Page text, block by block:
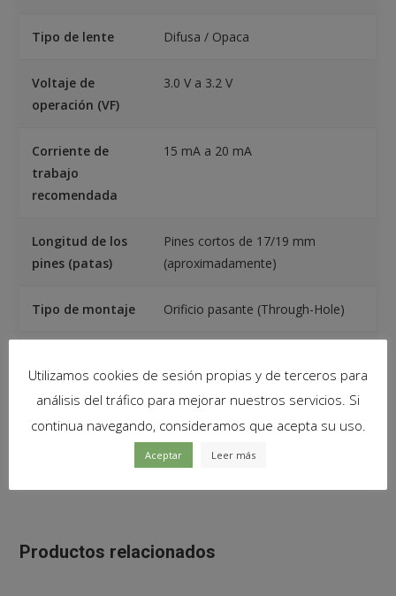
Tipo de lente Difusa / Opaca
Voltaje de
operación (VF)
3.0 V a 3.2 V
Corriente de
trabajo
recomendada
15 mA a 20 mA
Longitud de los
pines (patas)
Pines cortos de 17/19 mm
(aproximadamente)
Tipo de montaje Orificio pasante (Through-Hole)
pin corto es el Cátodo (Negativo)
Contenido del paquete
1x Diodo Led 3mm difuso Blanco
Productos relacionados
Utilizamos cookies de sesión propias y de terceros para
análisis del tráfico para mejorar nuestros servicios. Si
continua navegando, consideramos que acepta su uso.
Aceptar Leer más